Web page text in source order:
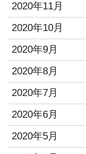
2020年11月
2020年10月
2020年9月
2020年8月
2020年7月
2020年6月
2020年5月